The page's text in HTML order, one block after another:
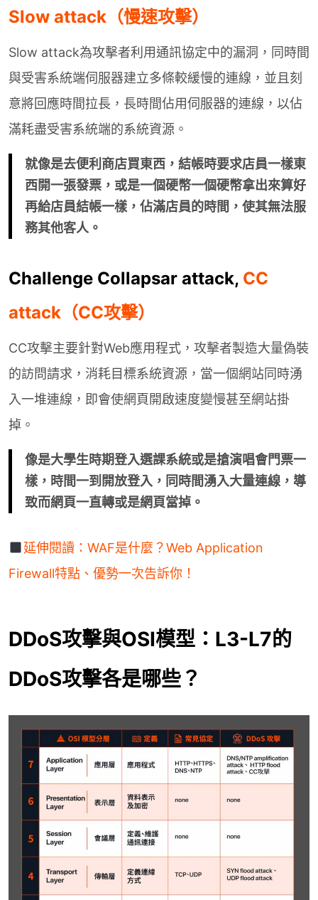
Slow attack（慢速攻擊）
Slow attack為攻擊者利用通訊協定中的漏洞，同時間
與受害系統端伺服器建立多條較緩慢的連線，並且刻
意將回應時間拉長，長時間佔用伺服器的連線，以佔
滿耗盡受害系統端的系統資源。
就像是去便利商店買東西，結帳時要求店員一樣東
西開一張發票，或是一個硬幣一個硬幣拿出來算好
再給店員結帳一樣，佔滿店員的時間，使其無法服
務其他客人。
Challenge Collapsar attack, CC
attack（CC攻擊）
CC攻擊主要針對Web應用程式，攻擊者製造大量偽裝
的訪問請求，消耗目標系統資源，當一個網站同時湧
入一堆連線，即會使網頁開啟速度變慢甚至網站掛
掉。
像是大學生時期登入選課系統或是搶演唱會門票一
樣，時間一到開放登入，同時間湧入大量連線，導
致而網頁一直轉或是網頁當掉。
延伸閱讀：WAF是什麼？Web Application
Firewall特點、優勢一次告訴你！
DDoS攻擊與OSI模型：L3-L7的
DDoS攻擊各是哪些？